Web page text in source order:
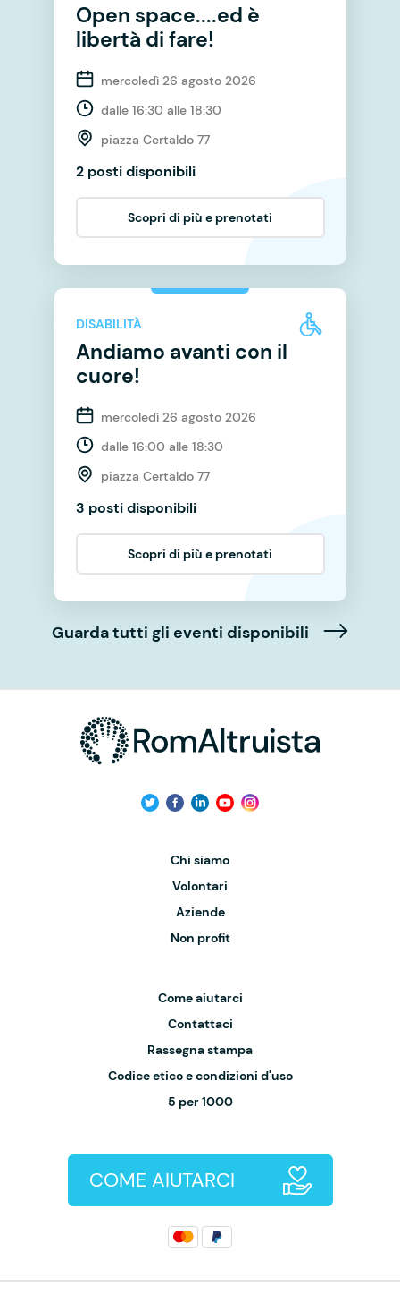
Open space....ed è
libertà di fare!
mercoledì 26 agosto 2026
dalle 16:30 alle 18:30
piazza Certaldo 77
2 posti disponibili
Scopri di più e prenotati
DISABILITÀ
Andiamo avanti con il
cuore!
mercoledì 26 agosto 2026
dalle 16:00 alle 18:30
piazza Certaldo 77
3 posti disponibili
Scopri di più e prenotati
Guarda tutti gli eventi disponibili
Chi siamo
Volontari
Aziende
Non profit
Come aiutarci
Contattaci
Rassegna stampa
Codice etico e condizioni d'uso
5 per 1000
COME AIUTARCI